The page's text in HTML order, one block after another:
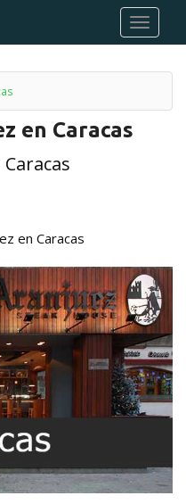
en Caracas
en Caracas